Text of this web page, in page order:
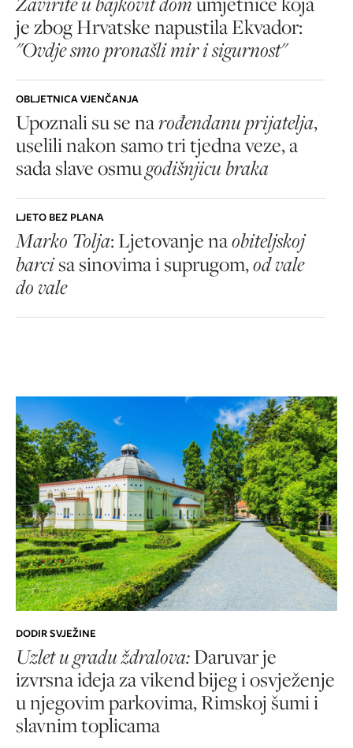
je zbog Hrvatske napustila Ekvador:
"Ovdje smo pronašli mir i sigurnost"
OBLJETNICA VJENČANJA
Upoznali su se narođendanu prijatelja,
uselili nakon samo tri tjedna veze, a
sada slave osmugodišnjicu braka
LJETO BEZ PLANA
Marko Tolja: Ljetovanje naobiteljskoj
barcisa sinovima i suprugom,od vale
do vale
DODIR SVJEŽINE
Uzlet u gradu ždralova:Daruvar je
izvrsna ideja za vikend bijeg i osvježenje
u njegovim parkovima, Rimskoj šumi i
slavnim toplicama